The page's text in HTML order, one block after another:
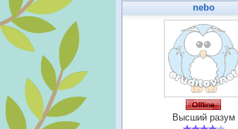
nebo
Высший разум